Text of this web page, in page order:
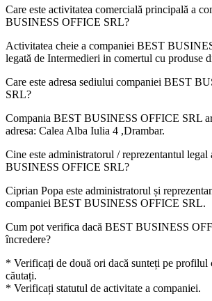
Care este activitatea comercială principală a
BUSINESS OFFICE SRL?
Activitatea cheie a companiei BEST
legată de Intermedieri in comertul cu produse
Care este adresa sediului companiei BEST
SRL?
Compania BEST BUSINESS OFFICE SRL
adresa: Calea Alba Iulia 4 ,Drambar.
Cine este administratorul / reprezentantul legal
BUSINESS OFFICE SRL?
Ciprian Popa este administratorul și
companiei BEST BUSINESS OFFICE SRL.
Cum pot verifica dacă BEST BUSINESS
încredere?
* Verificați de două ori dacă sunteți pe profilul
căutați.
* Verificați statutul de activitate a companiei.